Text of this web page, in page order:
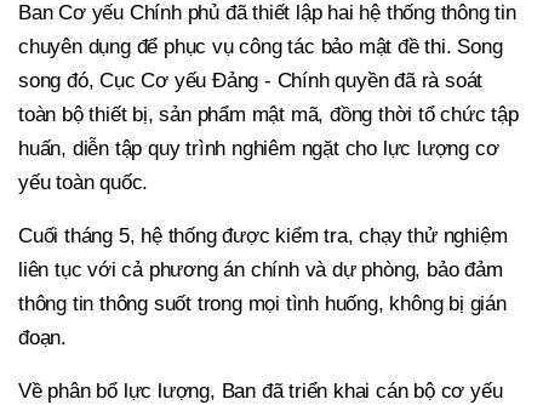
Ban Cơ yếu Chính phủ đã thiết lập hai hệ thống thông tin
chuyên dụng để phục vụ công tác bảo mật đề thi. Song
song đó, Cục Cơ yếu Đảng - Chính quyền đã rà soát
toàn bộ thiết bị, sản phẩm mật mã, đồng thời tổ chức tập
huấn, diễn tập quy trình nghiêm ngặt cho lực lượng cơ
yếu toàn quốc.
Cuối tháng 5, hệ thống được kiểm tra, chạy thử nghiệm
liên tục với cả phương án chính và dự phòng, bảo đảm
thông tin thông suốt trong mọi tình huống, không bị gián
đoạn.
Về phân bổ lực lượng, Ban đã triển khai cán bộ cơ yếu